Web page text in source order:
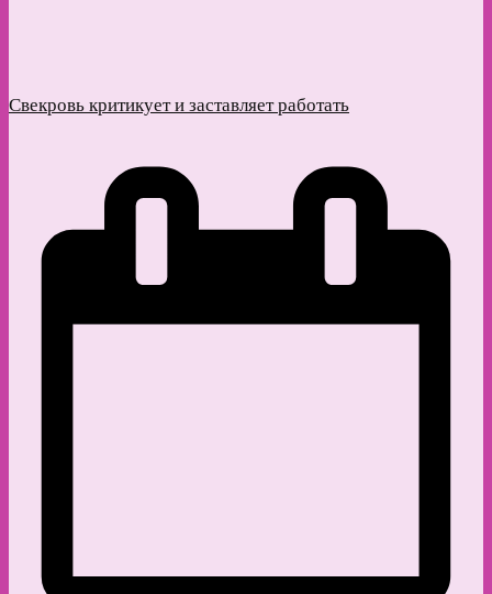
Свекровь критикует и заставляет работать